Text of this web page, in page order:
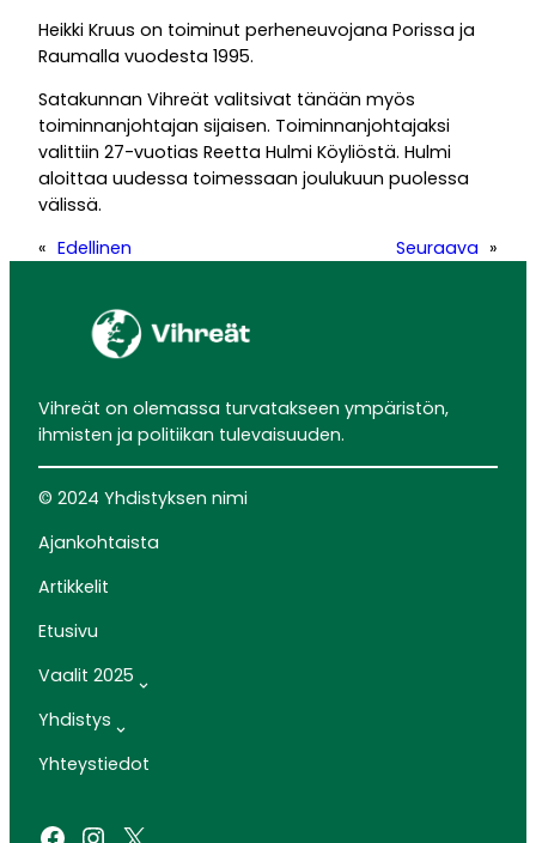
Heikki Kruus on toiminut perheneuvojana Porissa ja
Raumalla vuodesta 1995.
Satakunnan Vihreät valitsivat tänään myös
toiminnanjohtajan sijaisen. Toiminnanjohtajaksi
valittiin 27-vuotias Reetta Hulmi Köyliöstä. Hulmi
aloittaa uudessa toimessaan joulukuun puolessa
välissä.
« Edellinen Seuraava »
Vihreät on olemassa turvatakseen ympäristön,
ihmisten ja politiikan tulevaisuuden.
© 2024 Yhdistyksen nimi
Ajankohtaista
Artikkelit
Etusivu
Vaalit 2025
Yhdistys
Yhteystiedot